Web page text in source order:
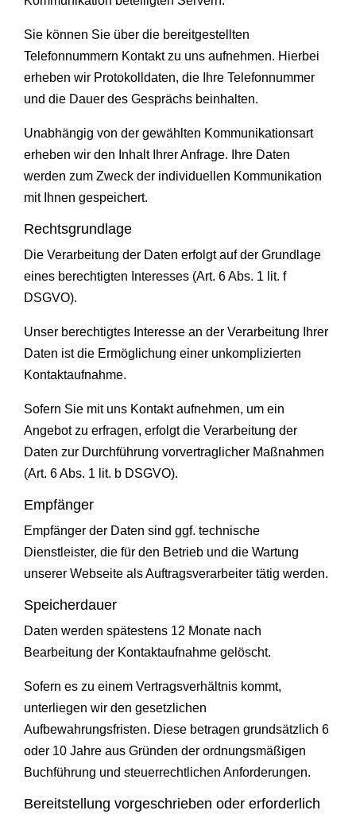
Sie können Sie über die bereitgestellten
Telefonnummern Kontakt zu uns aufnehmen. Hierbei
erheben wir Protokolldaten, die Ihre Telefonnummer
und die Dauer des Gesprächs beinhalten.
Unabhängig von der gewählten Kommunikationsart
erheben wir den Inhalt Ihrer Anfrage. Ihre Daten
werden zum Zweck der individuellen Kommunikation
mit Ihnen gespeichert.
Rechtsgrundlage
Die Verarbeitung der Daten erfolgt auf der Grundlage
eines berechtigten Interesses (Art. 6 Abs. 1 lit. f
DSGVO).
Unser berechtigtes Interesse an der Verarbeitung Ihrer
Daten ist die Ermöglichung einer unkomplizierten
Kontaktaufnahme.
Sofern Sie mit uns Kontakt aufnehmen, um ein
Angebot zu erfragen, erfolgt die Verarbeitung der
Daten zur Durchführung vorvertraglicher Maßnahmen
(Art. 6 Abs. 1 lit. b DSGVO).
Empfänger
Empfänger der Daten sind ggf. technische
Dienstleister, die für den Betrieb und die Wartung
unserer Webseite als Auftragsverarbeiter tätig werden.
Speicherdauer
Daten werden spätestens 12 Monate nach
Bearbeitung der Kontaktaufnahme gelöscht.
Sofern es zu einem Vertragsverhältnis kommt,
unterliegen wir den gesetzlichen
Aufbewahrungsfristen. Diese betragen grundsätzlich 6
oder 10 Jahre aus Gründen der ordnungsmäßigen
Buchführung und steuerrechtlichen Anforderungen.
Bereitstellung vorgeschrieben oder erforderlich